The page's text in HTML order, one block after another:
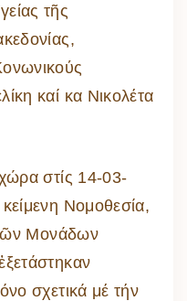
τῆς
καί κα Νικολέτα
στίς 14-03-
Νομοθεσία,
τῶν Μονάδων
σχετικά μέ τήν